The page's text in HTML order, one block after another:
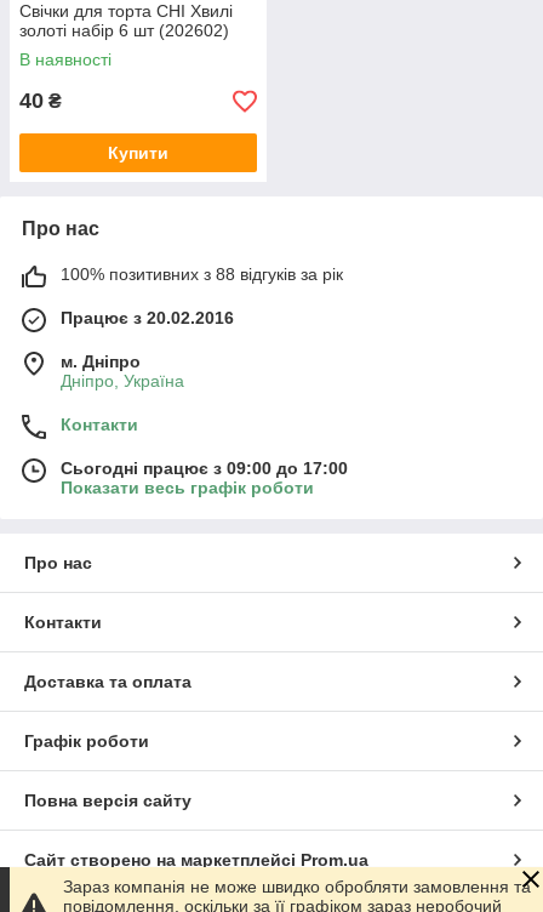
Свічки для торта CHI Хвилі
золоті набір 6 шт (202602)
В наявності
40 ₴
Купити
Про нас
100% позитивних з 88 відгуків за рік
Працює з 20.02.2016
м. Дніпро
Дніпро, Україна
Контакти
Сьогодні працює з 09:00 до 17:00
Показати весь графік роботи
Про нас
Контакти
Доставка та оплата
Графік роботи
Повна версія сайту
Сайт створено на маркетплейсі Prom.ua
Зараз компанія не може швидко обробляти замовлення та
повідомлення, оскільки за її графіком зараз неробочий